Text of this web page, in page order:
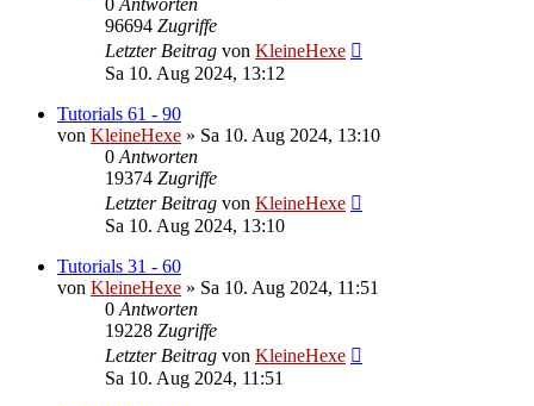
96694 Zugriffe
Letzter Beitrag von KleineHexe
Sa 10. Aug 2024, 13:12
Tutorials 61 - 90
von KleineHexe » Sa 10. Aug 2024, 13:10
0 Antworten
19374 Zugriffe
Letzter Beitrag von KleineHexe
Sa 10. Aug 2024, 13:10
Tutorials 31 - 60
von KleineHexe » Sa 10. Aug 2024, 11:51
0 Antworten
19228 Zugriffe
Letzter Beitrag von KleineHexe
Sa 10. Aug 2024, 11:51